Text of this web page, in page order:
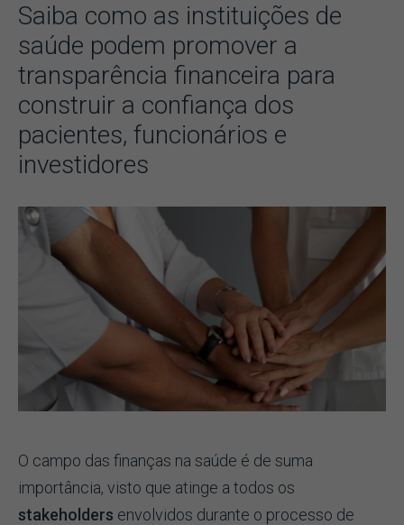
Saiba como as instituições de
saúde podem promover a
transparência financeira para
construir a confiança dos
pacientes, funcionários e
investidores
O campo das finanças na saúde é de suma
importância, visto que atinge a todos os
stakeholders envolvidos durante o processo de